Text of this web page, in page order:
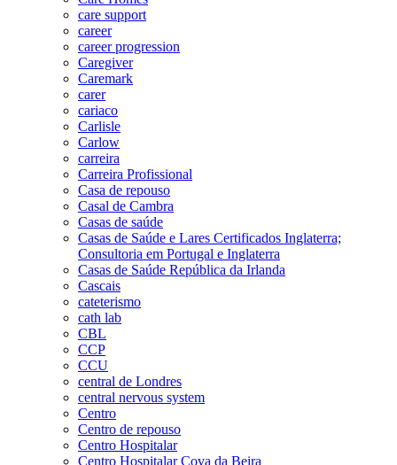
care support
career
career progression
Caregiver
Caremark
carer
cariaco
Carlisle
Carlow
carreira
Carreira Profissional
Casa de repouso
Casal de Cambra
Casas de saúde
Casas de Saúde e Lares Certificados Inglaterra;
Consultoria em Portugal e Inglaterra
Casas de Saúde República da Irlanda
Cascais
cateterismo
cath lab
CBL
CCP
CCU
central de Londres
central nervous system
Centro
Centro de repouso
Centro Hospitalar
Centro Hospitalar Cova da Beira